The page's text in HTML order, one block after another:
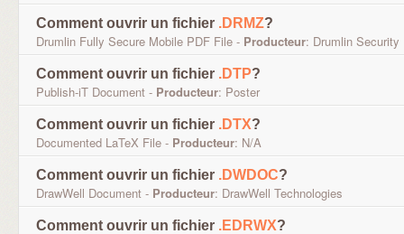
Comment ouvrir un fichier .DRMZ?
Drumlin Fully Secure Mobile PDF File - Producteur: Drumlin Security
Comment ouvrir un fichier .DTP?
Publish-iT Document - Producteur: Poster
Comment ouvrir un fichier .DTX?
Documented LaTeX File - Producteur: N/A
Comment ouvrir un fichier .DWDOC?
DrawWell Document - Producteur: DrawWell Technologies
Comment ouvrir un fichier .EDRWX?